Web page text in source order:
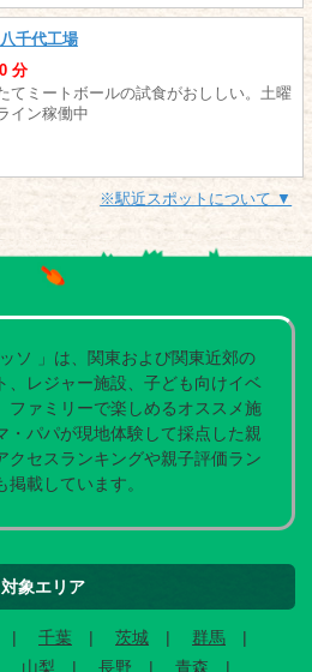
千代工場
分
てミートボールの試食がおししい。土曜
イン稼働中
※駅近スポットについて ▼
ソ 」は、関東および関東近郊の
、レジャー施設、子ども向けイベ
ファミリーで楽しめるオススメ施
・パパが現地体験して採点した親
クセスランキングや親子評価ラン
掲載しています。
対象エリア
千葉 茨城
群馬
山梨 長野
青森